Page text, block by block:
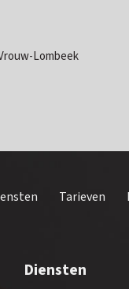
Lombeek
Tarieven
Diensten